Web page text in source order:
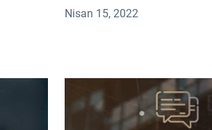
Nisan 15, 2022